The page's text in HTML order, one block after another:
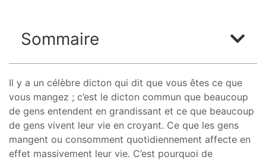
Sommaire
Il y a un célèbre dicton qui dit que vous êtes ce que
vous mangez ; c’est le dicton commun que beaucoup
de gens entendent en grandissant et ce que beaucoup
de gens vivent leur vie en croyant. Ce que les gens
mangent ou consomment quotidiennement affecte en
effet massivement leur vie. C’est pourquoi de